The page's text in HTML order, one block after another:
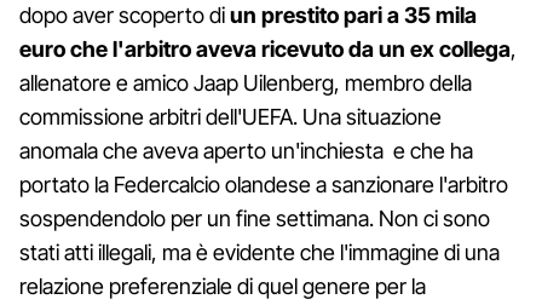
dopo aver scoperto diun prestito pari a 35 mila
euro che l'arbitro aveva ricevuto da un ex collega,
allenatore e amico Jaap Uilenberg, membro della
commissione arbitri dell'UEFA. Una situazione
anomala che aveva aperto un'inchiesta e che ha
portato la Federcalcio olandese a sanzionare l'arbitro
sospendendolo per un fine settimana. Non ci sono
stati atti illegali, ma è evidente che l'immagine di una
relazione preferenziale di quel genere per la